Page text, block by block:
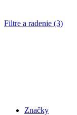
Filtre a radenie (3)
Značky